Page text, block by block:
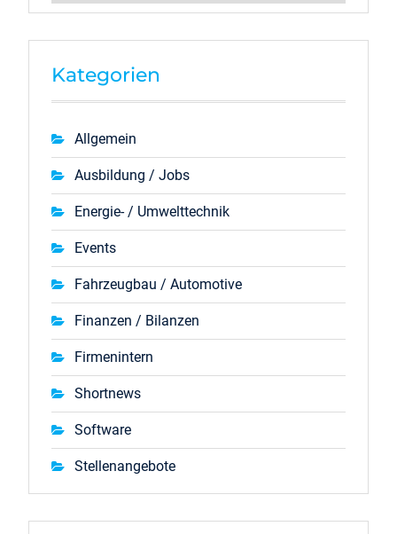
Kategorien
Allgemein
Ausbildung / Jobs
Energie- / Umwelttechnik
Events
Fahrzeugbau / Automotive
Finanzen / Bilanzen
Firmenintern
Shortnews
Software
Stellenangebote